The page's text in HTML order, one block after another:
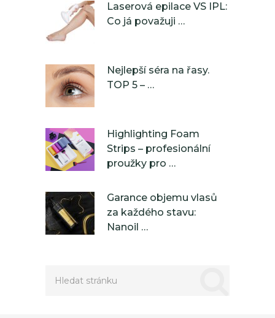
Laserová epilace VS IPL:
Co já považuji …
Nejlepší séra na řasy.
TOP 5 – …
Highlighting Foam
Strips – profesionální
proužky pro …
Garance objemu vlasů
za každého stavu:
Nanoil …